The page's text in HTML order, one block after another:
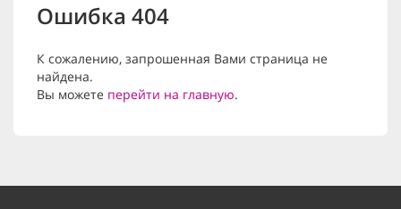
Ошибка 404
К сожалению, запрошенная Вами страница не
найдена.
Вы можете перейти на главную.